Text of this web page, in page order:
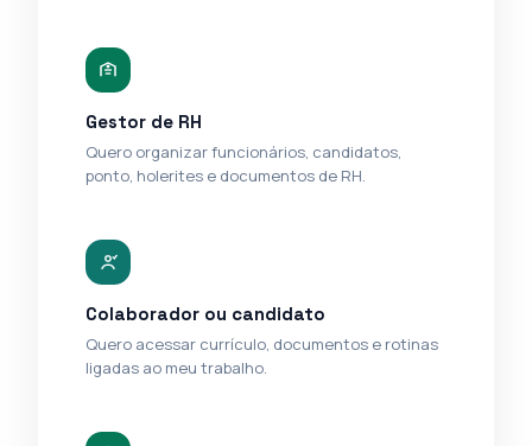
Gestor de RH
Quero organizar funcionários, candidatos,
ponto, holerites e documentos de RH.
Colaborador ou candidato
Quero acessar currículo, documentos e rotinas
ligadas ao meu trabalho.